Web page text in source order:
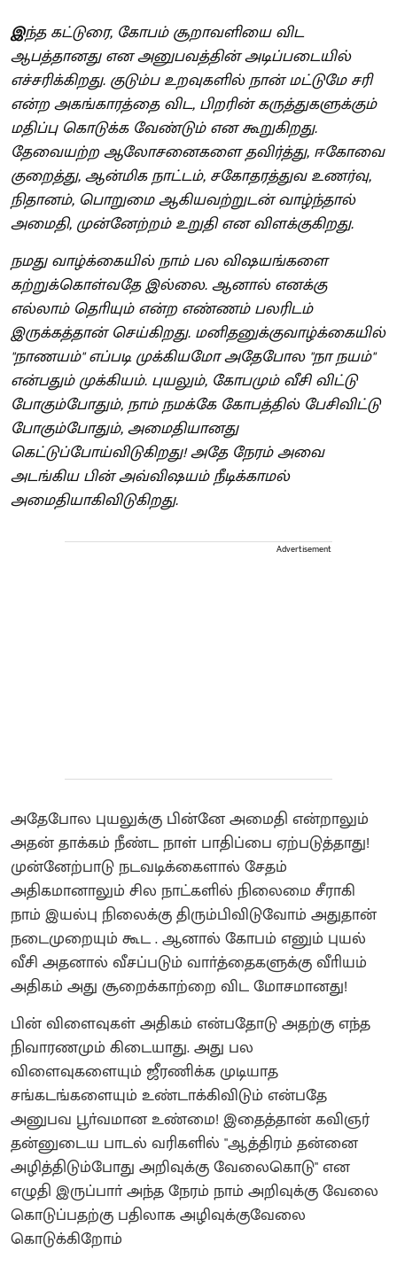
இந்த கட்டுரை, கோபம் சூறாவளியை விட
ஆபத்தானது என அனுபவத்தின் அடிப்படையில்
எச்சரிக்கிறது. குடும்ப உறவுகளில் நான் மட்டுமே சரி
என்ற அகங்காரத்தை விட, பிறரின் கருத்துகளுக்கும்
மதிப்பு கொடுக்க வேண்டும் என கூறுகிறது.
தேவையற்ற ஆலோசனைகளை தவிர்த்து, ஈகோவை
குறைத்து, ஆன்மிக நாட்டம், சகோதரத்துவ உணர்வு,
நிதானம், பொறுமை ஆகியவற்றுடன் வாழ்ந்தால்
அமைதி, முன்னேற்றம் உறுதி என விளக்குகிறது.
நமது வாழ்க்கையில் நாம் பல விஷயங்களை
கற்றுக்கொள்வதே இல்லை. ஆனால் எனக்கு
எல்லாம் தொியும் என்ற எண்ணம் பலரிடம்
இருக்கத்தான் செய்கிறது. மனிதனுக்குவாழ்க்கையில்
"நாணயம்" எப்படி முக்கியமோ அதேபோல "நா நயம்"
என்பதும் முக்கியம். புயலும், கோபமும் வீசி விட்டு
போகும்போதும், நாம் நமக்கே கோபத்தில் பேசிவிட்டு
போகும்போதும், அமைதியானது
கெட்டுப்போய்விடுகிறது! அதே நேரம் அவை
அடங்கிய பின் அவ்விஷயம் நீடிக்காமல்
அமைதியாகிவிடுகிறது.
Advertisement
அதேபோல புயலுக்கு பின்னே அமைதி என்றாலும்
அதன் தாக்கம் நீண்ட நாள் பாதிப்பை ஏற்படுத்தாது!
முன்னேற்பாடு நடவடிக்கைளால் சேதம்
அதிகமானாலும் சில நாட்களில் நிலைமை சீராகி
நாம் இயல்பு நிலைக்கு திரும்பிவிடுவோம் அதுதான்
நடைமுறையும் கூட . ஆனால் கோபம் எனும் புயல்
வீசி அதனால் வீசப்படும் வாா்த்தைகளுக்கு வீாியம்
அதிகம் அது சூறைக்காற்றை விட மோசமானது!
பின் விளைவுகள் அதிகம் என்பதோடு அதற்கு எந்த
நிவாரணமும் கிடையாது. அது பல
விளைவுகளையும் ஜீரணிக்க முடியாத
சங்கடங்களையும் உண்டாக்கிவிடும் என்பதே
அனுபவ பூா்வமான உண்மை! இதைத்தான் கவிஞர்
தன்னுடைய பாடல் வரிகளில் "ஆத்திரம் தன்னை
அழித்திடும்போது அறிவுக்கு வேலைகொடு" என
எழுதி இருப்பாா் அந்த நேரம் நாம் அறிவுக்கு வேலை
கொடுப்பதற்கு பதிலாக அழிவுக்குவேலை
கொடுக்கிறோம்